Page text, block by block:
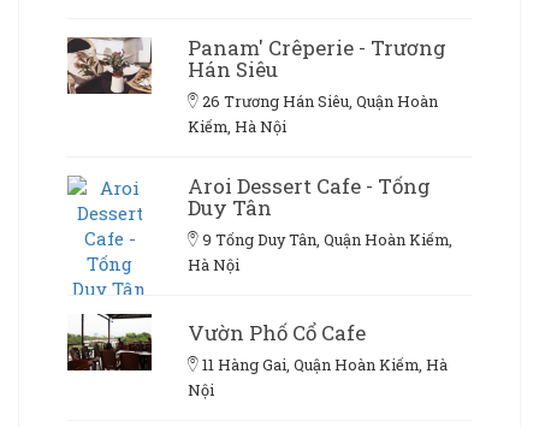
Panam' Crêperie - Trương
Hán Siêu
26 Trương Hán Siêu, Quận Hoàn
Kiếm, Hà Nội
Aroi Dessert Cafe - Tống
Duy Tân
9 Tống Duy Tân, Quận Hoàn Kiếm,
Hà Nội
Vườn Phố Cổ Cafe
11 Hàng Gai, Quận Hoàn Kiếm, Hà
Nội